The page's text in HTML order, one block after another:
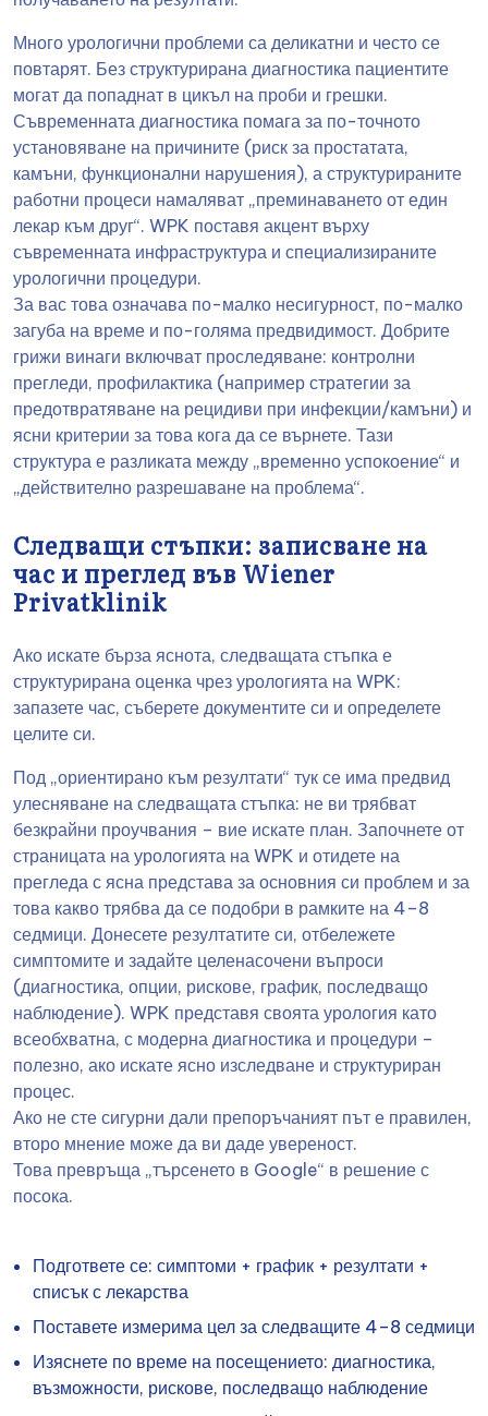
Много урологични проблеми са деликатни и често се
повтарят. Без структурирана диагностика пациентите
могат да попаднат в цикъл на проби и грешки.
Съвременната диагностика помага за по-точното
установяване на причините (риск за простатата,
камъни, функционални нарушения), а структурираните
работни процеси намаляват „преминаването от един
лекар към друг“. WPK поставя акцент върху
съвременната инфраструктура и специализираните
урологични процедури.
За вас това означава по-малко несигурност, по-малко
загуба на време и по-голяма предвидимост. Добрите
грижи винаги включват проследяване: контролни
прегледи, профилактика (например стратегии за
предотвратяване на рецидиви при инфекции/камъни) и
ясни критерии за това кога да се върнете. Тази
структура е разликата между „временно успокоение“ и
„действително разрешаване на проблема“.
Следващи стъпки: записване на
час и преглед във Wiener
Privatklinik
Ако искате бърза яснота, следващата стъпка е
структурирана оценка чрез урологията на WPK:
запазете час, съберете документите си и определете
целите си.
Под „ориентирано към резултати“ тук се има предвид
улесняване на следващата стъпка: не ви трябват
безкрайни проучвания – вие искате план. Започнете от
страницата на урологията на WPK и отидете на
прегледа с ясна представа за основния си проблем и за
това какво трябва да се подобри в рамките на 4–8
седмици. Донесете резултатите си, отбележете
симптомите и задайте целенасочени въпроси
(диагностика, опции, рискове, график, последващо
наблюдение). WPK представя своята урология като
всеобхватна, с модерна диагностика и процедури –
полезно, ако искате ясно изследване и структуриран
процес.
Ако не сте сигурни дали препоръчаният път е правилен,
второ мнение може да ви даде увереност.
Това превръща „търсенето в Google“ в решение с
посока.
Подгответе се: симптоми + график + резултати +
списък с лекарства
Поставете измерима цел за следващите 4–8 седмици
Изяснете по време на посещението: диагностика,
възможности, рискове, последващо наблюдение